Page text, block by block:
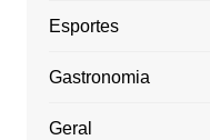
Esportes
Gastronomia
Geral